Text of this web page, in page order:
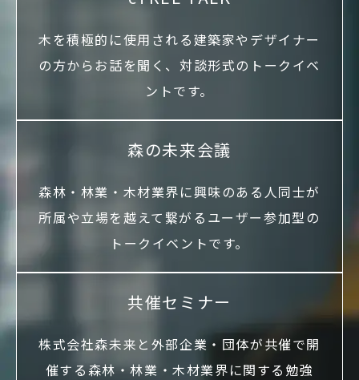
木を積極的に使用される建築家やデザイナー
の方からお話を聞く、対談形式のトークイベ
ントです。
森の未来会議
森林・林業・木材業界に興味のある人同士が
所属や立場を越えて繋がるユーザー参加型の
トークイベントです。
共催セミナー
株式会社森未来と外部企業・団体が共催で開
催する森林・林業・木材業界に関する勉強